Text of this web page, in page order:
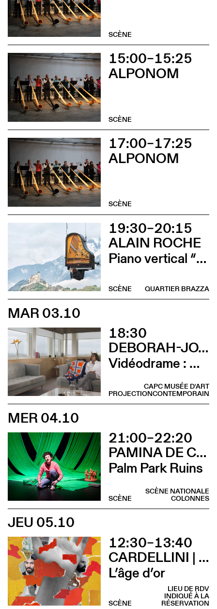
SCÈNE
15:00–15:25
ALPONOM
SCÈNE
17:00–17:25
ALPONOM
SCÈNE
19:30–20:15
ALAIN ROCHE
Piano vertical “Chantier”
QUARTIER BRAZZA
SCÈNE
MAR 03.10
18:30
DEBORAH-JOYCE HOLMAN
Vidéodrame : Moment 2 (Vernissage avec lancement de publication et rencontre avec l’artiste)
CAPC MUSÉE D'ART
CONTEMPORAIN
PROJECTION
MER 04.10
21:00–22:20
PAMINA DE COULON
Palm Park Ruins
SCÈNE NATIONALE
COLONNES
SCÈNE
JEU 05.10
12:30–13:40
CARDELLINI | GONZALEZ
L’âge d’or
LIEU DE RDV
INDIQUÉ À LA
RÉSERVATION
SCÈNE